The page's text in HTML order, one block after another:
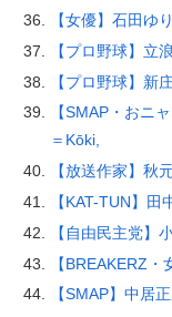
【女優】石田ゆ
【プロ野球】立
【プロ野球】新
【SMAP・おニ
＝Kōki,
【放送作家】秋
【KAT-TUN】田
【自由民主党】
【BREAKERZ
【SMAP】中居